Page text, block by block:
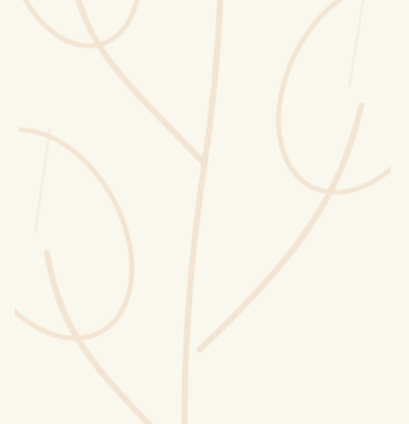
Gartenplaner
Düngeberater
Challenges
Wusstest du?
Sammlungen
Selber machen
Glossar